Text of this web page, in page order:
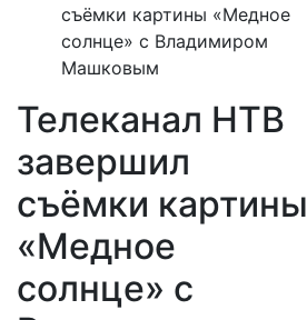
съёмки картины «Медное
солнце» с Владимиром
Машковым
Телеканал НТВ
завершил
съёмки картины
«Медное
солнце» с